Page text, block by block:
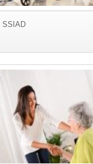
SSIAD